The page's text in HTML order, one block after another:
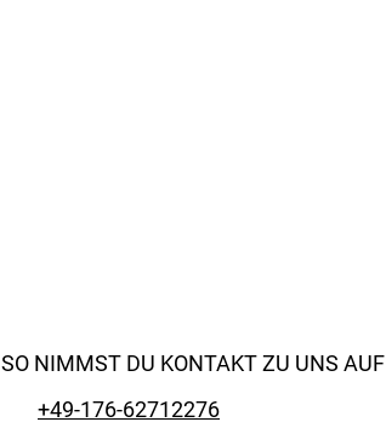
SO NIMMST DU KONTAKT ZU UNS AUF
+49-176-62712276